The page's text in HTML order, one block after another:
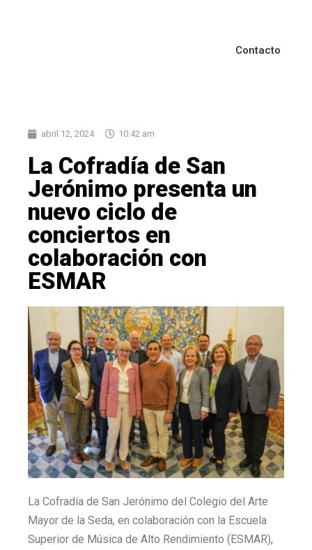
Contacto
abril 12, 2024 10:42 am
La Cofradía de San
Jerónimo presenta un
nuevo ciclo de
conciertos en
colaboración con
ESMAR
La Cofradía de San Jerónimo del Colegio del Arte
Mayor de la Seda, en colaboración con la Escuela
Superior de Música de Alto Rendimiento (ESMAR),